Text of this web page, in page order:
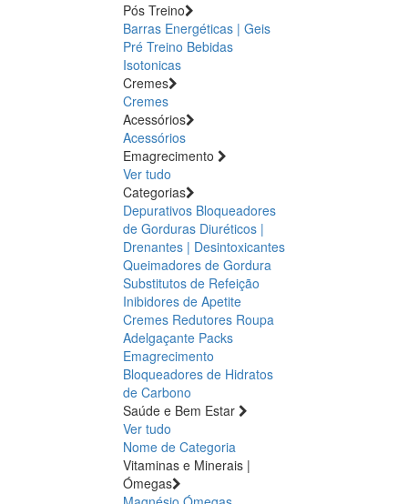
Pós Treino
Barras Energéticas | Geis
Pré Treino Bebidas
Isotonicas
Cremes
Cremes
Acessórios
Acessórios
Emagrecimento
Ver tudo
Categorias
Depurativos Bloqueadores
de Gorduras Diuréticos |
Drenantes | Desintoxicantes
Queimadores de Gordura
Substitutos de Refeição
Inibidores de Apetite
Cremes Redutores Roupa
Adelgaçante Packs
Emagrecimento
Bloqueadores de Hidratos
de Carbono
Saúde e Bem Estar
Ver tudo
Nome de Categoria
Vitaminas e Minerais |
Ómegas